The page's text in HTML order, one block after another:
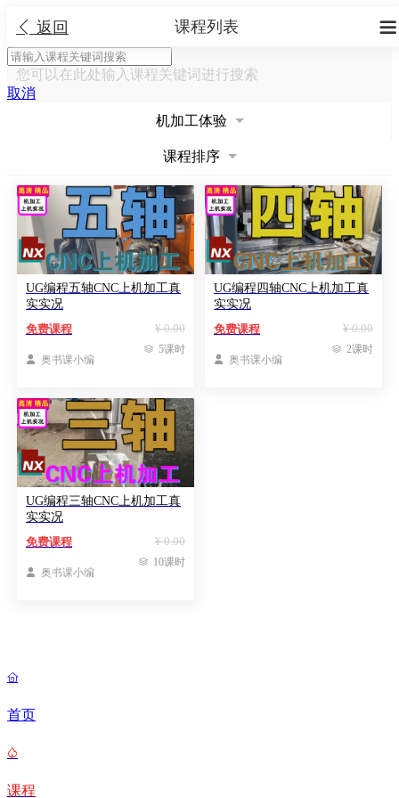
 返回 
课程列表
您可以在此处输入课程关键词进行搜索
取消
机加工体验
课程排序
UG编程五轴CNC上机加工真
实实况
¥ 0.00
免费课程
 奥书课小编
 5课时
UG编程四轴CNC上机加工真
实实况
¥ 0.00
免费课程
 奥书课小编
 2课时
UG编程三轴CNC上机加工真
实实况
¥ 0.00
免费课程
 奥书课小编
 10课时

首页

课程